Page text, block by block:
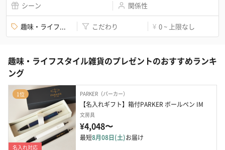
シーン 関係性
趣味・ライフ... こだわり ¥ 0 ~ 上限なし
趣味・ライフスタイル雑貨のプレゼントのおすすめランキ
ング
1位
名入れ対応
PARKER（パーカー）
【名入れギフト】箱付PARKER ボールペン IM
文房具
¥4,048〜
最短8月08日(土)お届け